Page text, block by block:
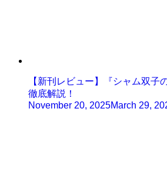
【新刊レビュー】『シャム双子
徹底解説！
November 20, 2025March 29,